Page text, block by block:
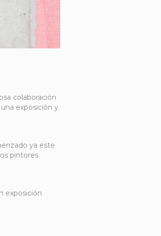
colaboración
exposición y
ya este
pintores
exposición